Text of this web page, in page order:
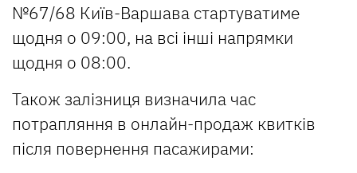
№67/68 Київ-Варшава стартуватиме
щодня о 09:00, на всі інші напрямки
щодня о 08:00.
Також залізниця визначила час
потрапляння в онлайн-продаж квитків
після повернення пасажирами: